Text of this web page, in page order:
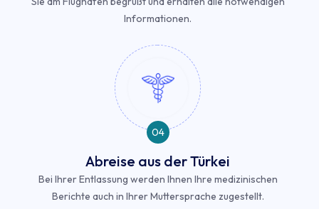
Informationen.
04
Abreise aus der Türkei
Bei Ihrer Entlassung werden Ihnen Ihre medizinischen
Berichte auch in Ihrer Muttersprache zugestellt.